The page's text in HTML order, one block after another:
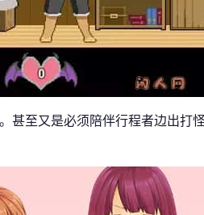
甚至又是必须陪伴行程者边出打